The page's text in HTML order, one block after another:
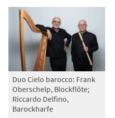
Duo Cielo barocco: Frank
Oberschelp, Blockflöte;
Riccardo Delfino,
Barockharfe